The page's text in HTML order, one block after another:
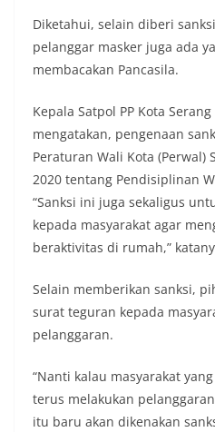
Diketahui, selain diberi
pelanggar masker juga ada
membacakan Pancasila.
Kepala Satpol PP Kota
mengatakan, pengenaan
Peraturan Wali Kota (Perwal)
2020 tentang Pendisiplinan
“Sanksi ini juga sekaligus
kepada masyarakat agar
beraktivitas di rumah,”
Selain memberikan sanksi,
surat teguran kepada
pelanggaran.
“Nanti kalau masyarakat
terus melakukan
itu baru akan dikenakan